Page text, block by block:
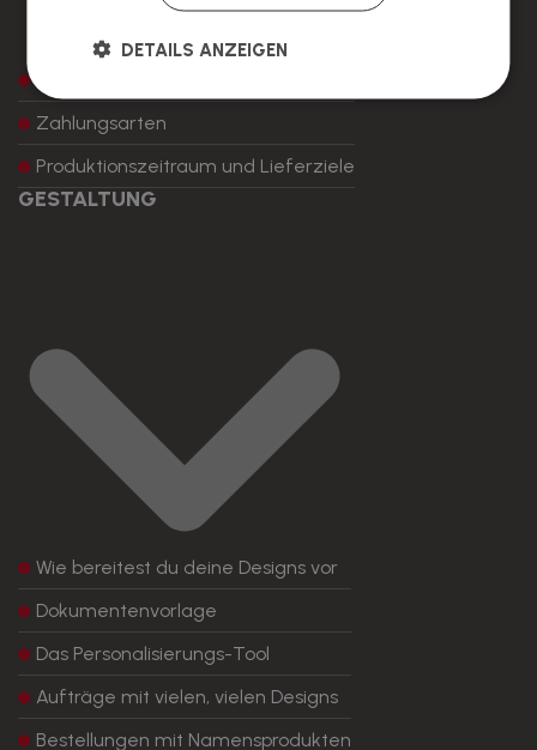
Zahlungsarten
Produktionszeitraum und Lieferziele
GESTALTUNG
Wie bereitest du deine Designs vor
Dokumentenvorlage
Das Personalisierungs-Tool
Aufträge mit vielen, vielen Designs
Bestellungen mit Namensprodukten
DETAILS ANZEIGEN